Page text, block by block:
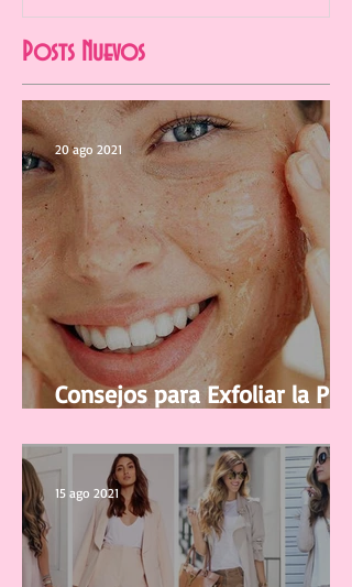
Posts Nuevos
Consejos para Exfoliar la Piel
20 ago 2021
15 ago 2021